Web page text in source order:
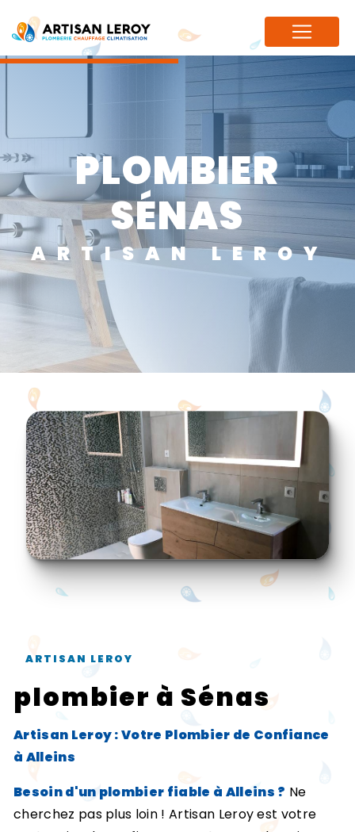
PLOMBIER
SÉNAS
ARTISAN LEROY
ARTISAN LEROY
plombier à Sénas
Artisan Leroy : Votre Plombier de Confiance
à Alleins
Besoin d'un plombier fiable à Alleins ? Ne
cherchez pas plus loin ! Artisan Leroy est votre